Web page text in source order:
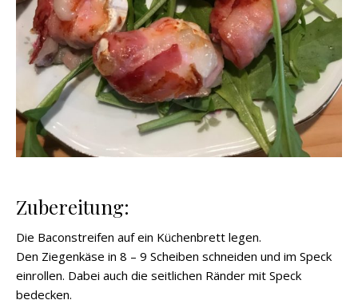
Zubereitung:
Die Baconstreifen auf ein Küchenbrett legen.
Den Ziegenkäse in 8 – 9 Scheiben schneiden und im Speck
einrollen. Dabei auch die seitlichen Ränder mit Speck
bedecken.